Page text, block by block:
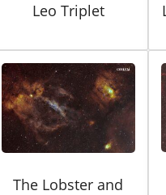
Leo Triplet
The Lobster and